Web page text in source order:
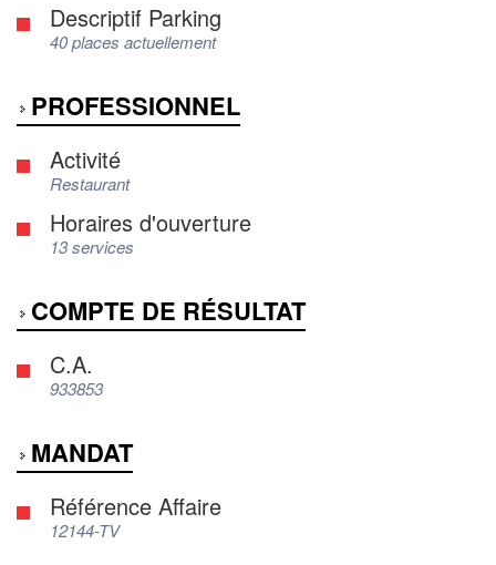
Descriptif Parking
40 places actuellement
PROFESSIONNEL
Activité
Restaurant
Horaires d'ouverture
13 services
COMPTE DE RÉSULTAT
C.A.
933853
MANDAT
Référence Affaire
12144-TV